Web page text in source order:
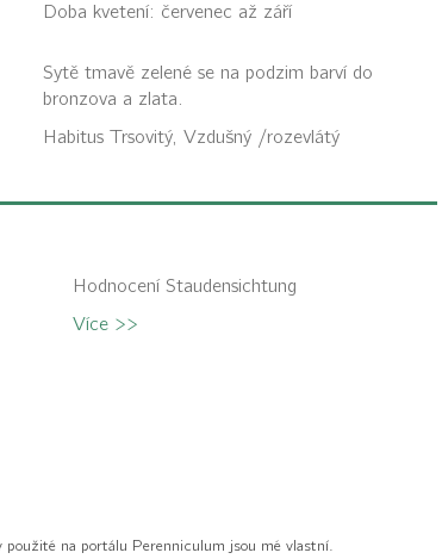
Doba kvetení: červenec až září
Sytě tmavě zelené se na podzim barví do
bronzova a zlata.
Habitus Trsovitý, Vzdušný /rozevlátý
Hodnocení Staudensichtung
Více >>
použité na portálu Perenniculum jsou mé vlastní.